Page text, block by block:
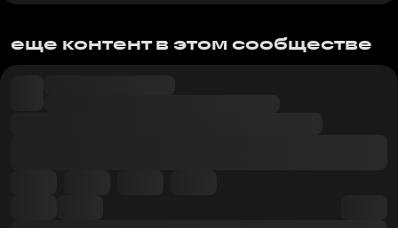
еще контент в этом сообществе